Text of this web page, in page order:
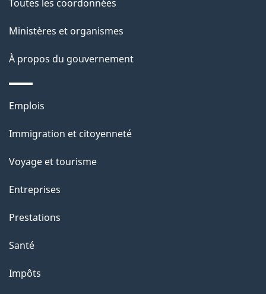
l
s
l
a
a
g
"
ce
site
Toutes les coordonnées
Ministères et organismes
À propos du gouvernement
Thèmes
sujets
Emplois
Immigration et citoyenneté
Voyage et tourisme
Entreprises
Prestations
Santé
Impôts